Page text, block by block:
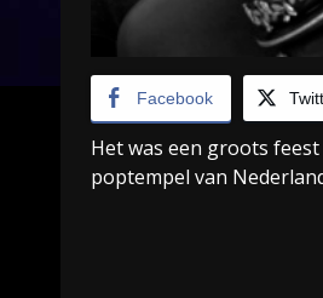
Facebook
Het was een groots
poptempel van